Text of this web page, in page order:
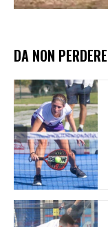
DA NON PERDERE